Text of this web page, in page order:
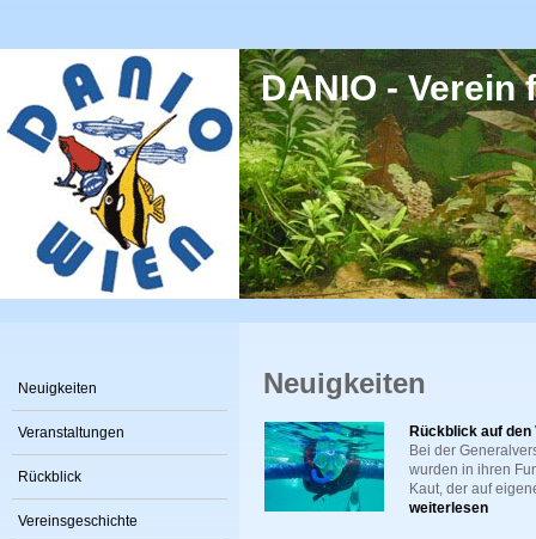
DANIO -
Neuigkeiten
Veranstaltungen
Rückblick
Vereinsgeschichte
Neuigkeiten
Rückblick auf
Bei der
wurden in ihren
Kaut, der auf
weiterlesen